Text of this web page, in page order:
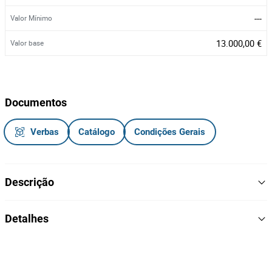
Valor Mínimo ---
Valor base 13.000,00 €
Documentos
Verbas Catálogo Condições Gerais
Descrição
Matrícula:46-ZF-50.
Detalhes